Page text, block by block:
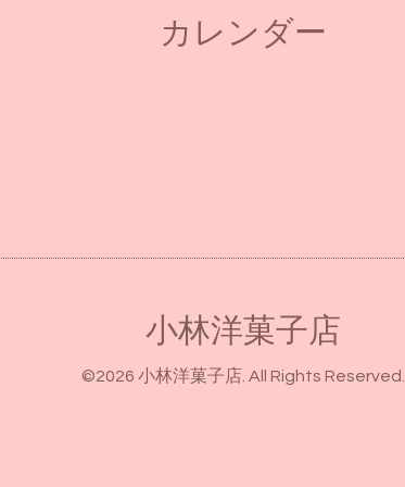
カレンダー
小林洋菓子店
©2026 小林洋菓子店. All Rights Reserved.